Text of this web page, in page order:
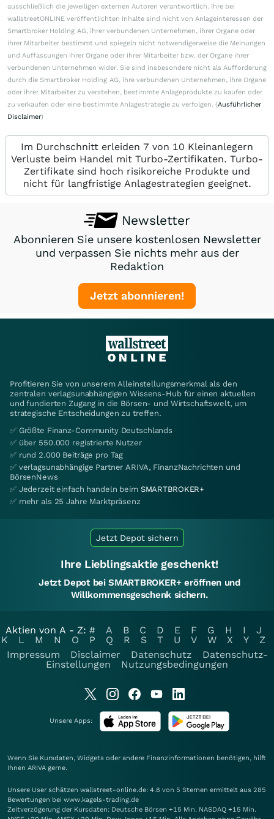
ausschließlich die jeweiligen externen Autoren verantwortlich. Ihre bei
wallstreetONLINE veröffentlichten Inhalte sind nicht von Anlageinteressen der
Smartbroker Holding AG, ihrer verbundenen Unternehmen, ihrer Organe oder
ihrer Mitarbeiter bestimmt und spiegeln nicht notwendigerweise die Meinungen
und Auffassungen ihrer Organe oder ihrer Mitarbeiter bzw. der Organe ihrer
verbundenen Unternehmen wider. Sie sind insbesondere nicht als Aufforderung
durch die Smartbroker Holding AG, ihre verbundenen Unternehmen, ihre Organe
oder ihrer Mitarbeiter zu verstehen, bestimmte Anlageprodukte zu kaufen oder
zu verkaufen oder eine bestimmte Anlagestrategie zu verfolgen. (Ausführlicher
Disclaimer)
Im Durchschnitt erleiden 7 von 10 Kleinanlegern
Verluste beim Handel mit Turbo-Zertifikaten. Turbo-
Zertifikate sind hoch risikoreiche Produkte und
nicht für langfristige Anlagestrategien geeignet.
Newsletter
Abonnieren Sie unsere kostenlosen Newsletter
und verpassen Sie nichts mehr aus der
Redaktion
Jetzt abonnieren!
Profitieren Sie von unserem Alleinstellungsmerkmal als den
zentralen verlagsunabhängigen Wissens-Hub für einen aktuellen
und fundierten Zugang in die Börsen- und Wirtschaftswelt, um
strategische Entscheidungen zu treffen.
✅ Größte Finanz-Community Deutschlands
✅ über 550.000 registrierte Nutzer
✅ rund 2.000 Beiträge pro Tag
✅ verlagsunabhängige Partner ARIVA, FinanzNachrichten und
BörsenNews
✅ Jederzeit einfach handeln beim SMARTBROKER+
✅ mehr als 25 Jahre Marktpräsenz
Jetzt Depot sichern
Ihre Lieblingsaktie geschenkt!
Jetzt Depot bei SMARTBROKER+ eröffnen und
Willkommensgeschenk sichern.
Aktien von A - Z: # A B C D E F G H I
J
K
L M N O P Q R S T U V W X Y
Z
Impressum
Disclaimer Datenschutz
Datenschutz-
Einstellungen
Nutzungsbedingungen
Unsere Apps:
Wenn Sie Kursdaten, Widgets oder andere Finanzinformationen benötigen, hilft
Ihnen ARIVA gerne.
Unsere User schätzen wallstreet-online.de: 4.8 von 5 Sternen ermittelt aus 285
Bewertungen bei www.kagels-trading.de
Zeitverzögerung der Kursdaten: Deutsche Börsen +15 Min. NASDAQ +15 Min.